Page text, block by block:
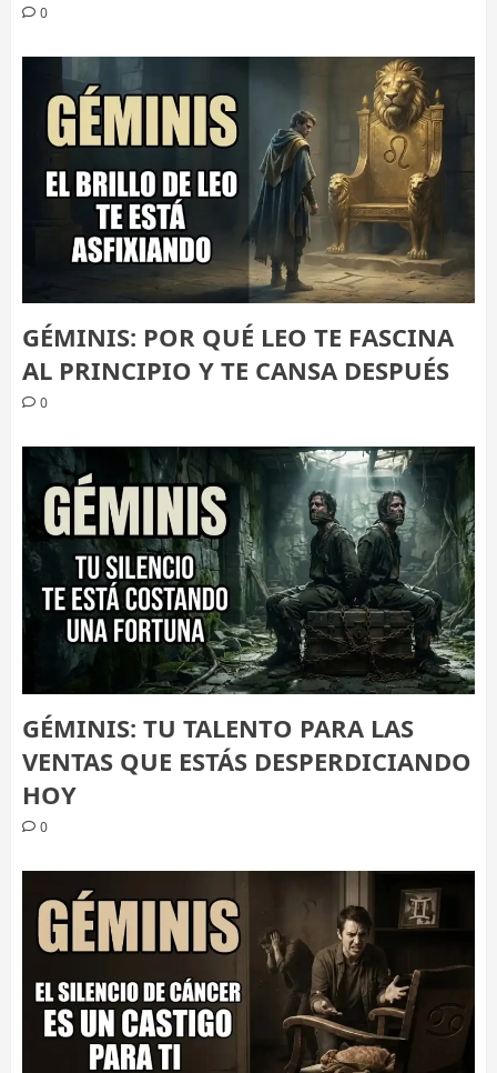
0
GÉMINIS: POR QUÉ LEO TE FASCINA
AL PRINCIPIO Y TE CANSA DESPUÉS
0
GÉMINIS: TU TALENTO PARA LAS
VENTAS QUE ESTÁS DESPERDICIANDO
HOY
0